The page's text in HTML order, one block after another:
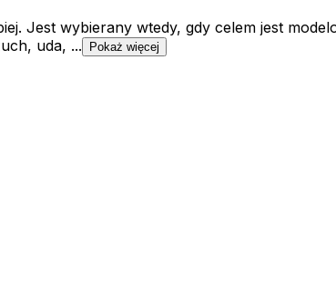
Jest wybierany wtedy, gdy celem jest
uda, ...
Pokaż więcej